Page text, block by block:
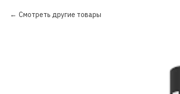
Смотреть другие товары